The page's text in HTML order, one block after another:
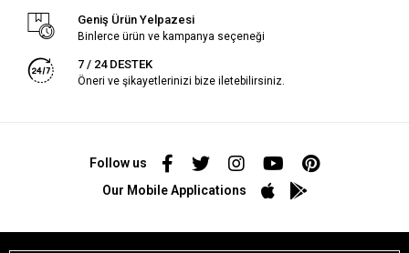
Geniş Ürün Yelpazesi
Binlerce ürün ve kampanya seçeneği
7 / 24 DESTEK
Öneri ve şikayetlerinizi bize iletebilirsiniz.
Follow us
Our Mobile Applications